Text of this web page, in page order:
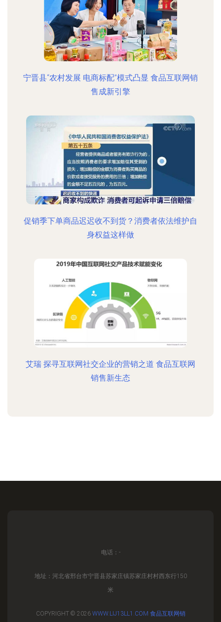
宁晋县“农村发展 电商标配”模式凸显 食品互联网销
售成新引擎
促销季下单商品迟迟收不到货？消费者依法维护自
身权益这样做
艾瑞 探寻互联网社交企业的营销之道 食品互联网
销售新生态
电话：-
地址：河北省邢台市宁晋县苏家庄镇苏家庄村村西东行150
米
COPYRIGHT © 2026 WWW.LIJ13LL1.COM 食品互联网销